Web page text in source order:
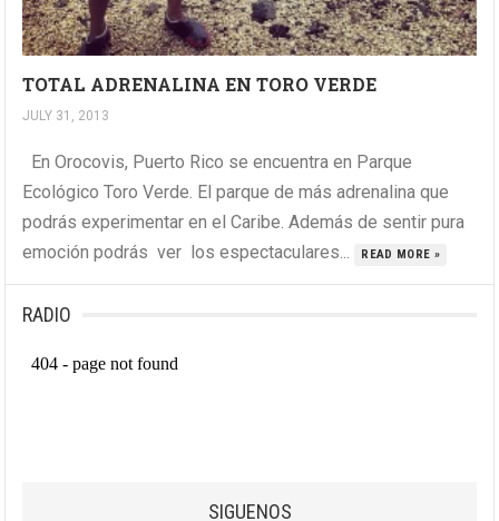
TOTAL ADRENALINA EN TORO VERDE
JULY 31, 2013
En Orocovis, Puerto Rico se encuentra en Parque
Ecológico Toro Verde. El parque de más adrenalina que
podrás experimentar en el Caribe. Además de sentir pura
emoción podrás ver los espectaculares...
READ MORE »
RADIO
SIGUENOS